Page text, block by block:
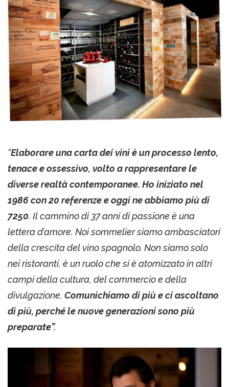
“Elaborare una carta dei vini è un processo lento,
tenace e ossessivo, volto a rappresentare le
diverse realtà contemporanee. Ho iniziato nel
1986 con 20 referenze e oggi ne abbiamo più di
7250. Il cammino di 37 anni di passione è una
lettera d’amore. Noi sommelier siamo ambasciatori
della crescita del vino spagnolo. Non siamo solo
nei ristoranti, è un ruolo che si è atomizzato in altri
campi della cultura, del commercio e della
divulgazione. Comunichiamo di più e ci ascoltano
di più, perché le nuove generazioni sono più
preparate”.